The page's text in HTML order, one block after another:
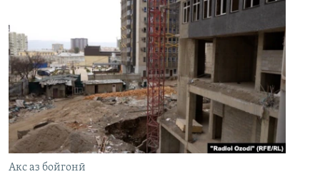
Акс аз бойгонӣ